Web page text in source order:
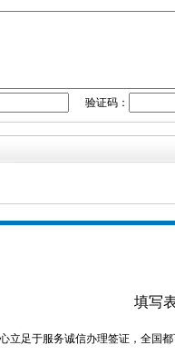
验证码：
填写
立足于服务诚信办理签证，全国